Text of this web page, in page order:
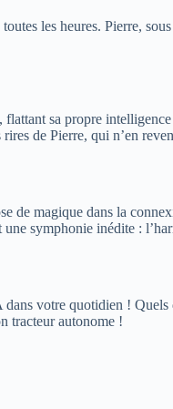
les heures. Pierre,
sa propre
de Pierre, qui n’en
de magique dans la
symphonie inédite :
votre quotidien !
tracteur autonome !